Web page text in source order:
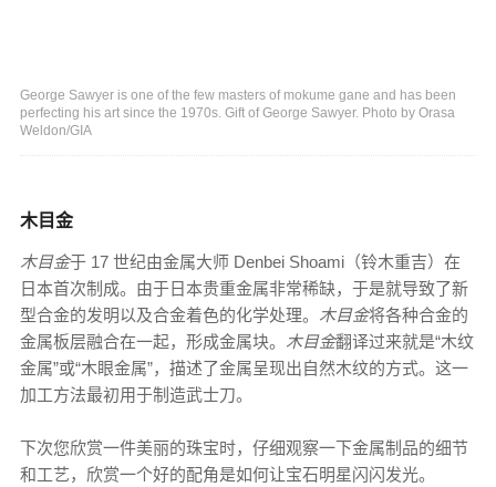
George Sawyer is one of the few masters of mokume gane and has been
perfecting his art since the 1970s. Gift of George Sawyer. Photo by Orasa
Weldon/GIA
木目金
木目金于 17 世纪由金属大师 Denbei Shoami（铃木重吉）在
日本首次制成。由于日本贵重金属非常稀缺，于是就导致了新
型合金的发明以及合金着色的化学处理。 木目金将各种合金的
金属板层融合在一起，形成金属块。 木目金翻译过来就是“木纹
金属”或“木眼金属”，描述了金属呈现出自然木纹的方式。这一
加工方法最初用于制造武士刀。
下次您欣赏一件美丽的珠宝时，仔细观察一下金属制品的细节
和工艺，欣赏一个好的配角是如何让宝石明星闪闪发光。